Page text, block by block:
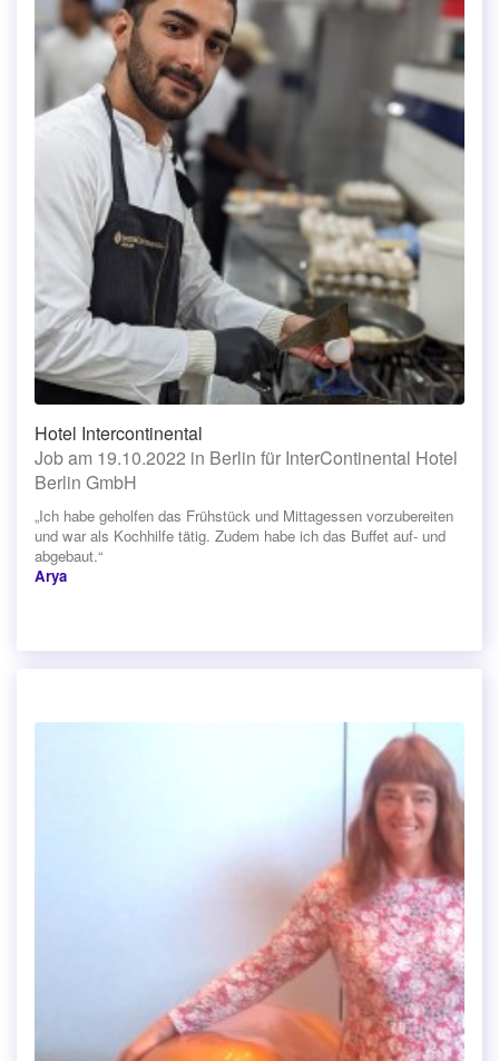
Hotel Intercontinental
Job am 19.10.2022 in Berlin für InterContinental Hotel
Berlin GmbH
„Ich habe geholfen das Frühstück und Mittagessen vorzubereiten
und war als Kochhilfe tätig. Zudem habe ich das Buffet auf- und
abgebaut.“
Arya